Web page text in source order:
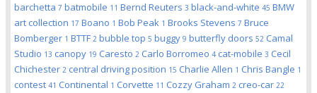
barchetta 7 batmobile 11 Bernd Reuters 3 black-and-white 45 BMW
art collection 17 Boano 1 Bob Peak 1 Brooks Stevens 7 Bruce
Bomberger 1 BTTF 2 bubble top 5 buggy 9 butterfly doors 52 Camal
Studio 13 canopy 19 Caresto 2 Carlo Borromeo 4 cat-mobile 3 Cecil
Chichester 2 central driving position 15 Charlie Allen 1 Chris Bangle 1
contest 41 Continental 1 Corvette 11 Cozzy Graham 2 creo-car 22